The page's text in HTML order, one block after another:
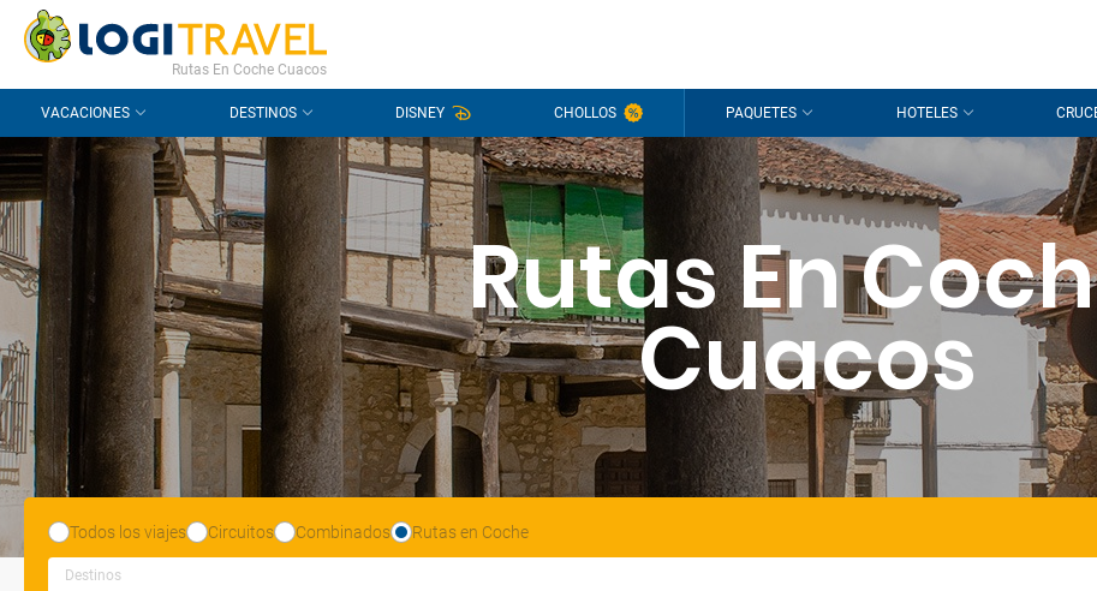
CONTACTO PREGUNTAS FRECUENTES
Rutas En Coche Cuacos
VACACIONES DESTINOS DISNEY CHOLLOS PAQUETES HOTELES
Rutas En
Cuacos
Todos los viajes Circuitos Combinados Rutas en Coche
Destinos